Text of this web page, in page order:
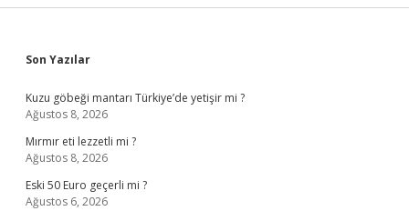
Sidebar
Son Yazılar
Kuzu göbeği mantarı Türkiye’de yetişir mi ?
Ağustos 8, 2026
Mırmır eti lezzetli mi ?
Ağustos 8, 2026
Eski 50 Euro geçerli mi ?
Ağustos 6, 2026